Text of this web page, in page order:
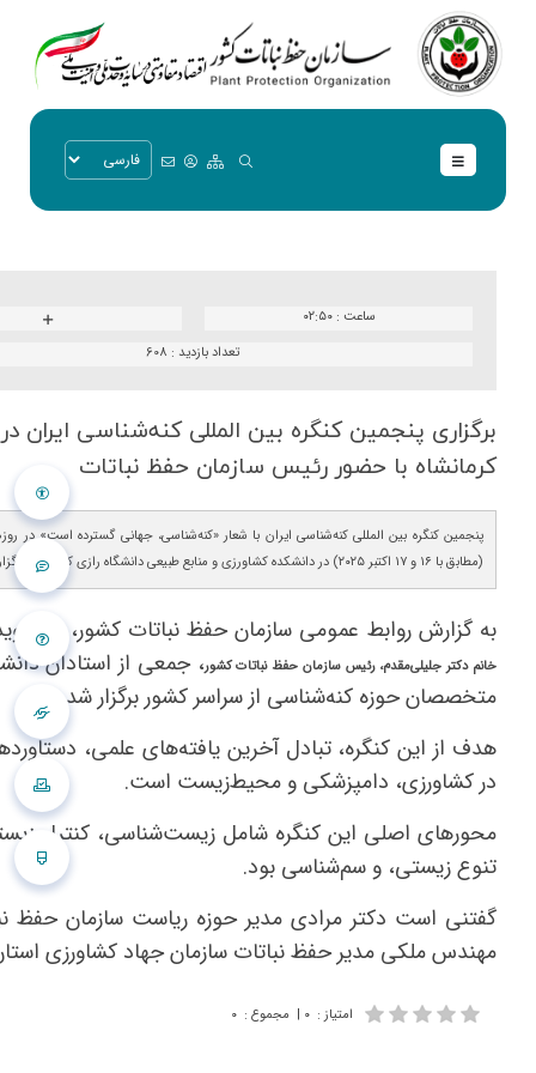
ساعت :۰۲:۵۰
تعداد بازدید : 608
برگزاری پنجمین كنگره بین المللی كنه‌شناسی ایران
كرمانشاه با حضور رئیس سازمان حفظ نباتات
(مطابق با ۱۶ و ۱۷ اکتبر ۲۰۲۵) در دانشکده کشاورزی و منابع طبیعی دانشگاه رازی کرمانشاه برگزار شد.
به گزارش روابط عمومی سازمان حفظ نباتات کشور، این
خانم دکتر جلیلی‌مقدم، رئیس سازمان حفظ نباتات کشور، جمعی از استادان
متخصصان حوزه کنه‌شناسی از سراسر کشور برگزار شد.
هدف از این کنگره، تبادل آخرین یافته‌های علمی،
در کشاورزی، دامپزشکی و محیط‌زیست است.
محورهای اصلی این کنگره شامل زیست‌شناسی، کنترل
تنوع زیستی، و سم‌شناسی بود.
گفتنی است دکتر مرادی مدیر حوزه ریاست سازمان حفظ
مهندس ملکی مدیر حفظ نباتات سازمان جهاد کشاورزی
امتیاز : ۰ | مجموع : ۰